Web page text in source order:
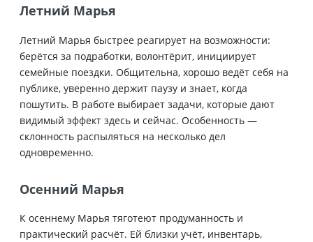
Летний Марья
Летний Марья быстрее реагирует на возможности:
берётся за подработки, волонтёрит, инициирует
семейные поездки. Общительна, хорошо ведёт себя на
публике, уверенно держит паузу и знает, когда
пошутить. В работе выбирает задачи, которые дают
видимый эффект здесь и сейчас. Особенность —
склонность распыляться на несколько дел
одновременно.
Осенний Марья
К осеннему Марья тяготеют продуманность и
практический расчёт. Ей близки учёт, инвентарь,